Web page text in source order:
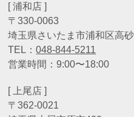
[ 浦和店 ]
〒330-0063
埼玉県さいたま市浦和区高
TEL：048-844-5211
営業時間：9:00〜18:00
[ 上尾店 ]
〒362-0021